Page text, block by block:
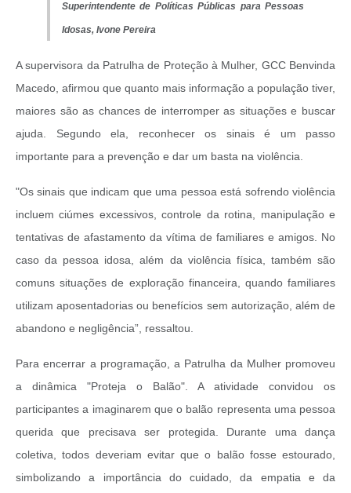
Superintendentede Políticas Públicas para Pessoas
Idosas, Ivone Pereira
A supervisora da Patrulha de Proteção à Mulher, GCC Benvinda
Macedo, afirmou que quanto mais informação a população tiver,
maiores são as chances de interromper as situações e buscar
ajuda. Segundo ela, reconhecer os sinais é um passo
importante para a prevenção e dar um basta na violência.
"Os sinais que indicam que uma pessoa está sofrendo violência
incluem ciúmes excessivos, controle da rotina, manipulação e
tentativas de afastamento da vítima de familiares e amigos. No
caso da pessoa idosa, além da violência física, também são
comuns situações de exploração financeira, quando familiares
utilizam aposentadorias ou benefícios sem autorização, além de
abandono e negligência”, ressaltou.
Para encerrar a programação, a Patrulha da Mulher promoveu
a dinâmica "Proteja o Balão". A atividade convidou os
participantes a imaginarem que o balão representa uma pessoa
querida que precisava ser protegida. Durante uma dança
coletiva, todos deveriam evitar que o balão fosse estourado,
simbolizando a importância do cuidado, da empatia e da